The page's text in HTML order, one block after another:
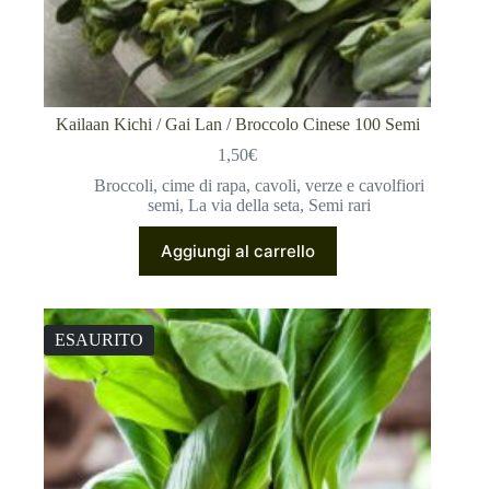
Kailaan Kichi / Gai Lan / Broccolo Cinese 100 Semi
1,50€
Broccoli, cime di rapa, cavoli, verze e cavolfiori
semi,La via della seta, Semi rari
Aggiungi al carrello
ESAURITO